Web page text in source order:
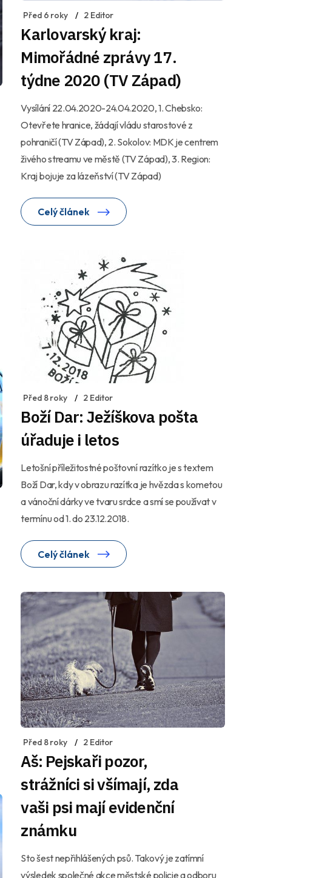
Před 6 roky 2 Editor
Karlovarský kraj:
Mimořádné zprávy 17.
týdne 2020 (TV Západ)
Vysílání 22.04.2020-24.04.2020, 1. Chebsko:
Otevřete hranice, žádají vládu starostové z
pohraničí (TV Západ), 2. Sokolov: MDK je centrem
živého streamu ve městě (TV Západ), 3. Region:
Kraj bojuje za lázeňství (TV Západ)
Celý článek
Před 8 roky 2 Editor
Boží Dar: Ježíškova pošta
úřaduje i letos
Letošní příležitostné poštovní razítko je s textem
Boží Dar, kdy v obrazu razítka je hvězda s kometou
a vánoční dárky ve tvaru srdce a smí se používat v
termínu od 1. do 23.12.2018.
Celý článek
Před 8 roky 2 Editor
Aš: Pejskaři pozor,
strážníci si všímají, zda
vaši psi mají evidenční
známku
Sto šest nepřihlášených psů. Takový je zatímní
výsledek společné akce městské policie a odboru